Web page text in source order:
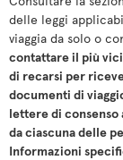
delle leggi
viaggia da solo o
contattare il più
di recarsi per
documenti di
lettere di
da ciascuna delle
Informazioni